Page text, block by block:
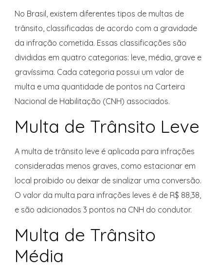
No Brasil, existem diferentes tipos de multas de
trânsito, classificadas de acordo com a gravidade
da infração cometida. Essas classificações são
divididas em quatro categorias: leve, média, grave e
gravíssima. Cada categoria possui um valor de
multa e uma quantidade de pontos na Carteira
Nacional de Habilitação (CNH) associados.
Multa de Trânsito Leve
A multa de trânsito leve é aplicada para infrações
consideradas menos graves, como estacionar em
local proibido ou deixar de sinalizar uma conversão.
O valor da multa para infrações leves é de R$ 88,38,
e são adicionados 3 pontos na CNH do condutor.
Multa de Trânsito
Média